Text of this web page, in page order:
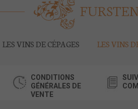
LES VINS DE CÉPAGES LES VINS
CONDITIONS
GÉNÉRALES DE
VENTE